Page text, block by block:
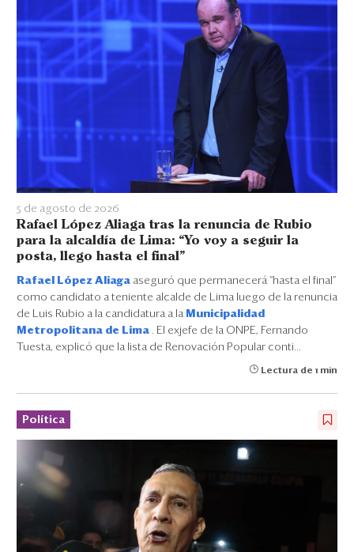
5 de agosto de 2026
Rafael López Aliaga tras la renuncia de Rubio
para la alcaldía de Lima: “Yo voy a seguir la
posta, llego hasta el final”
Rafael López Aliaga aseguró que permanecerá “hasta el final”
como candidato a teniente alcalde de Lima luego de la renuncia
de Luis Rubio a la candidatura a la Municipalidad
Metropolitana de Lima . El exjefe de la ONPE, Fernando
Tuesta, explicó que la lista de Renovación Popular conti...
Lectura de 1 min
Política